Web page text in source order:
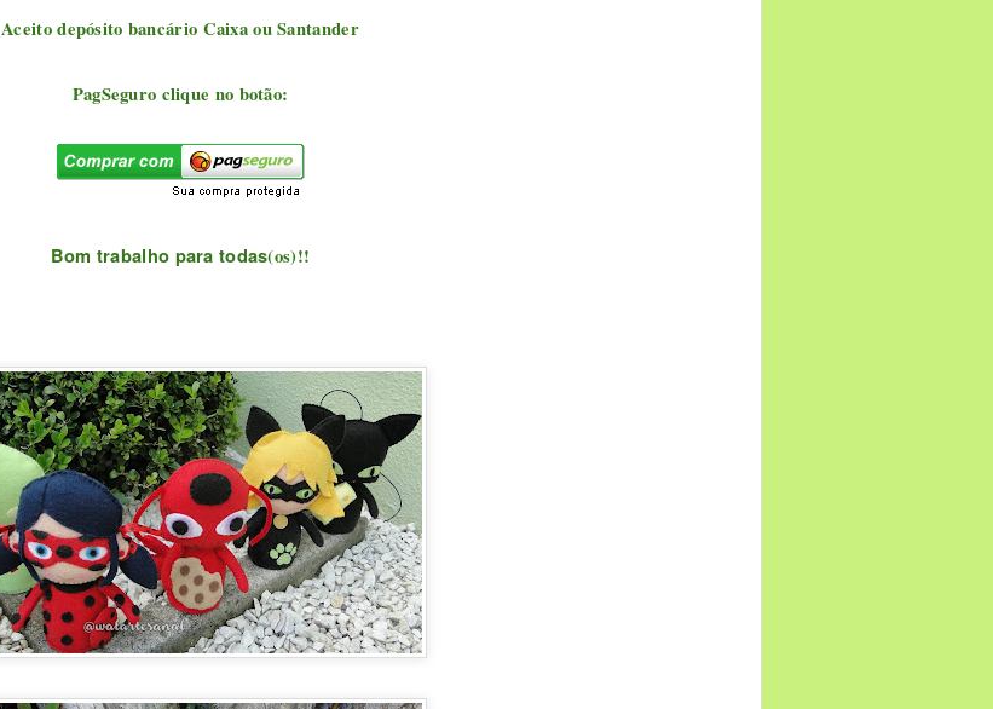
Aceito depósito bancário Caixa ou Santander
PagSeguro clique no botão:
Bom trabalho para todas(os)!!